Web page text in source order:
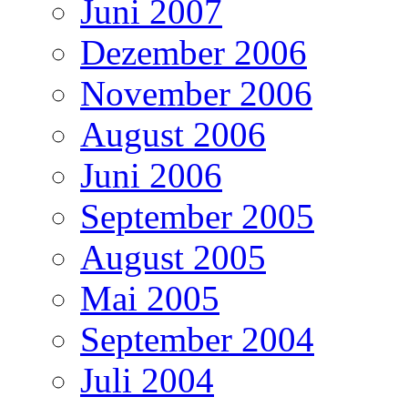
Juni 2007
Dezember 2006
November 2006
August 2006
Juni 2006
September 2005
August 2005
Mai 2005
September 2004
Juli 2004